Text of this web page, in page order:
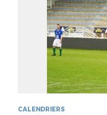
CALENDRIERS